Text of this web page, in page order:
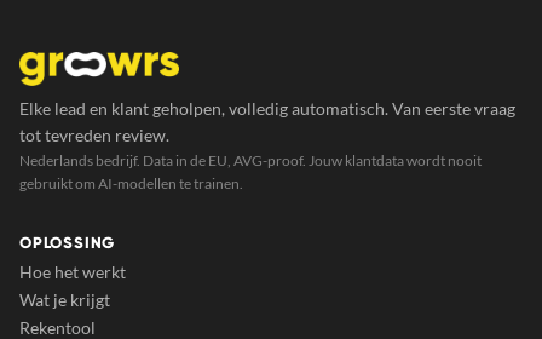
Elke lead en klant geholpen, volledig automatisch. Van eerste vraag
tot tevreden review.
Nederlands bedrijf. Data in de EU, AVG-proof. Jouw klantdata wordt nooit
gebruikt om AI-modellen te trainen.
OPLOSSING
Hoe het werkt
Wat je krijgt
Rekentool